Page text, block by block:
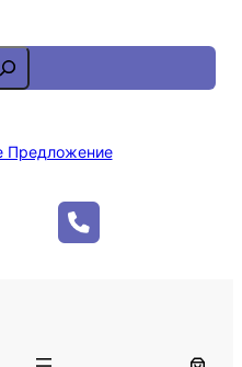
S
Предложение